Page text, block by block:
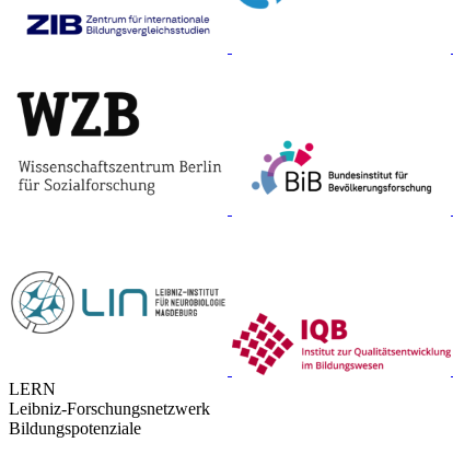
LERN
Leibniz-Forschungsnetzwerk
Bildungspotenziale